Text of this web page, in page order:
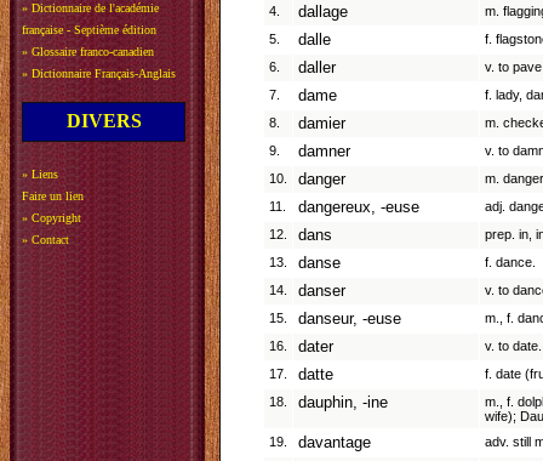
» Dictionnaire de l'académie
française - Septième édition
» Glossaire franco-canadien
» Dictionnaire Français-Anglais
DIVERS
» Liens
Faire un lien
» Copyright
» Contact
4.
dallage
m.
5.
dalle
f.
6.
daller
v. to
7.
dame
f. lady,
8.
damier
m.
9.
damner
v. to
10.
danger
m.
11.
dangereux, -euse
adj.
12.
dans
prep. in,
13.
danse
f. dance.
14.
danser
v. to
15.
danseur, -euse
m., f.
16.
dater
v. to date.
17.
datte
f. date
18.
dauphin, -ine
m., f.
wife);
19.
davantage
adv. still